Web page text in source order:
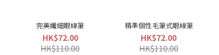
完美纖細眼線筆
HK$72.00
HK$110.00
精準個性毛筆式眼線筆
HK$72.00
HK$110.00